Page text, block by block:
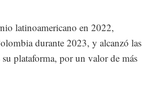
latinoamericano en 2022,
durante 2023, y alcanzó las
plataforma, por un valor de más